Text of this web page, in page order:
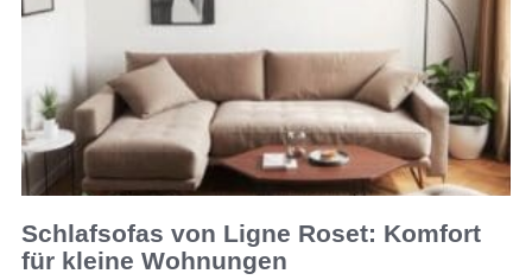
Schlafsofas von Ligne Roset: Komfort
für kleine Wohnungen